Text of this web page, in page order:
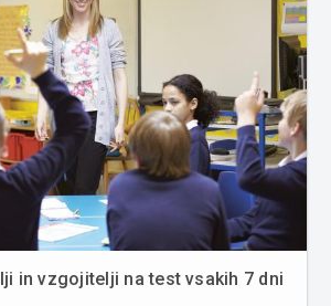
in vzgojitelji na test vsakih 7 dni